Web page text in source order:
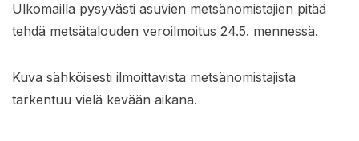
Ulkomailla pysyvästi asuvien metsänomistajien pitää
tehdä metsätalouden veroilmoitus 24.5. mennessä.
Kuva sähköisesti ilmoittavista metsänomistajista
tarkentuu vielä kevään aikana.